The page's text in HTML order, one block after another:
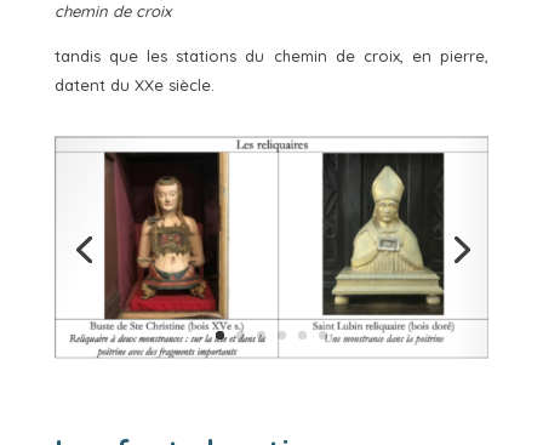
chemin de croix
tandis que les stations du chemin de croix, en pierre,
datent du XXe siècle.